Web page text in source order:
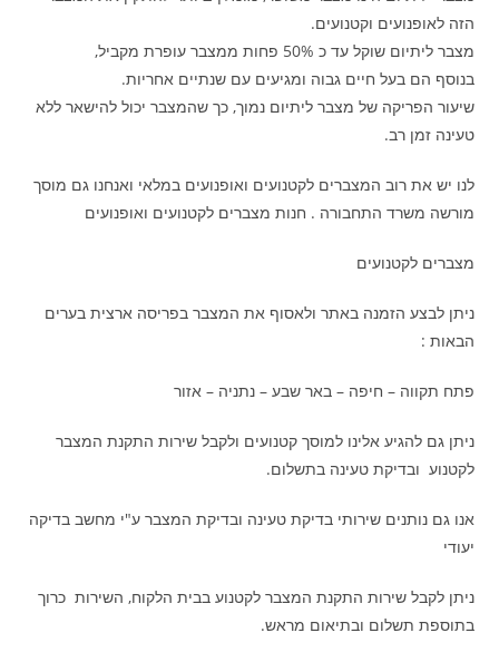
הזה לאופנועים וקטנועים.
מצבר ליתיום שוקל עד כ 50% פחות ממצבר עופרת מקביל,
בנוסף הם בעל חיים גבוה ומגיעים עם שנתיים אחריות.
שיעור הפריקה של מצבר ליתיום נמוך, כך שהמצבר יכול להישאר ללא
טעינה זמן רב.
לנו יש את רוב המצברים לקטנועים ואופנועים במלאי ואנחנו גם מוסך
מורשה משרד התחבורה . חנות מצברים לקטנועים ואופנועים
מצברים לקטנועים
ניתן לבצע הזמנה באתר ולאסוף את המצבר בפריסה ארצית בערים
הבאות :
פתח תקווה – חיפה – באר שבע – נתניה – אזור
ניתן גם להגיע אלינו למוסך קטנועים ולקבל שירות התקנת המצבר
לקטנוע ובדיקת טעינה בתשלום.
אנו גם נותנים שירותי בדיקת טעינה ובדיקת המצבר ע"י מחשב בדיקה
יעודי
ניתן לקבל שירות התקנת המצבר לקטנוע בבית הלקוח, השירות כרוך
בתוספת תשלום ובתיאום מראש.